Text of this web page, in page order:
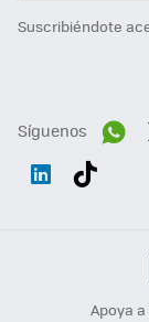
Suscribiéndote
Síguenos
Apoya